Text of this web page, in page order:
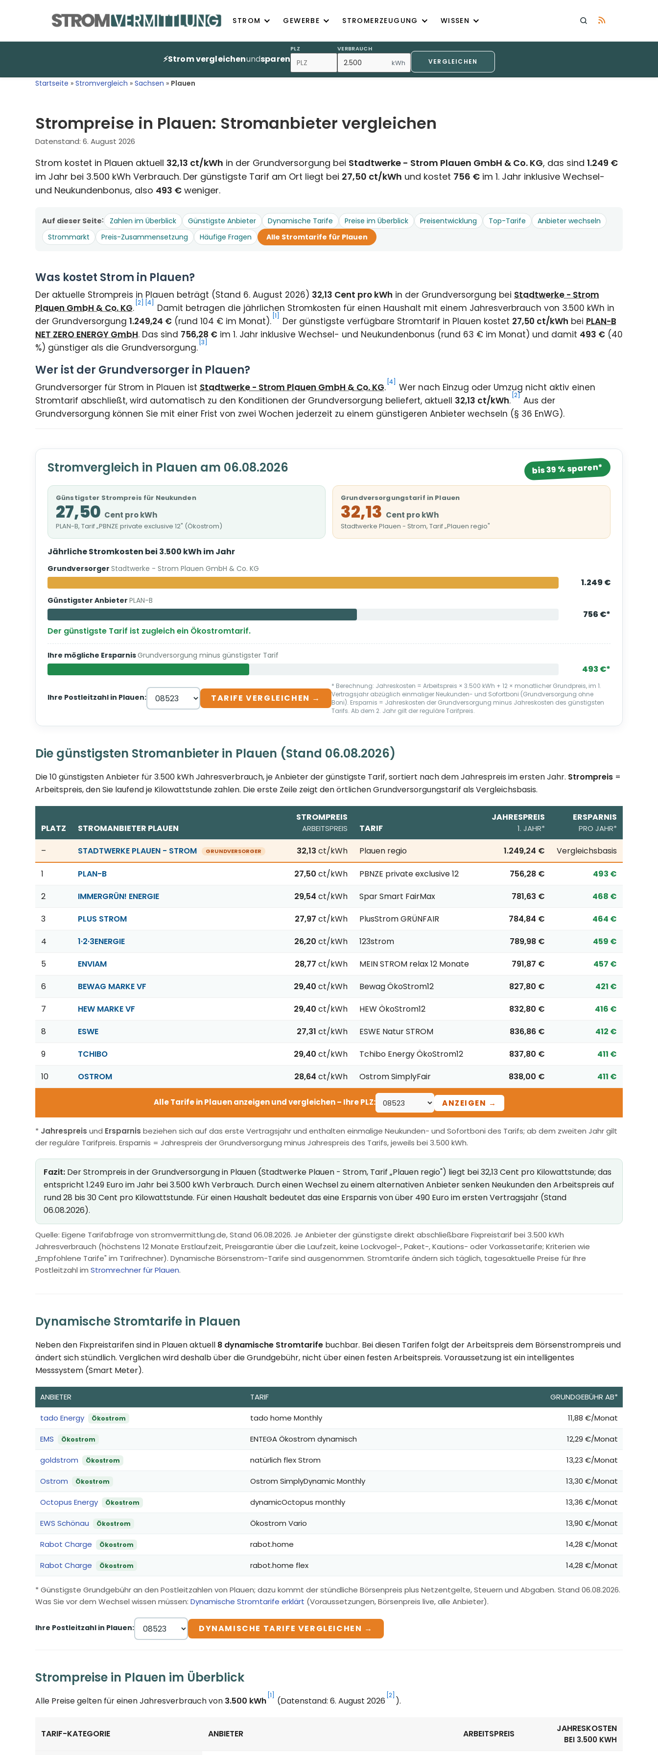
STROM GEWERBE STROMERZEUGUNG WISSEN
⚡Strom vergleichenundsparen
PLZ VERBRAUCH
kWh VERGLEICHEN
Startseite » Stromvergleich » Sachsen » Plauen
Strompreise in Plauen: Stromanbieter vergleichen
Datenstand: 6. August 2026
Strom kostet in Plauen aktuell 32,13 ct/kWh in der Grundversorgung bei Stadtwerke - Strom Plauen GmbH & Co. KG, das sind 1.249 €
im Jahr bei 3.500 kWh Verbrauch. Der günstigste Tarif am Ort liegt bei 27,50 ct/kWh und kostet 756 € im 1. Jahr inklusive Wechsel-
und Neukundenbonus, also 493 € weniger.
Auf dieser Seite
Alle Stromtarife für Plauen
Zahlen im Überblick Günstigste Anbieter Dynamische Tarife Preise im Überblick Preisentwicklung Top-Tarife
Anbieter wechseln
Strommarkt
Preis-Zusammensetzung Häufige Fragen
Was kostet Strom in Plauen?
Der aktuelle Strompreis in Plauen beträgt (Stand 6. August 2026) 32,13 Cent pro kWh in der Grundversorgung bei Stadtwerke - Strom
Plauen GmbH & Co. KG. [2] [4]
Damit betragen die jährlichen Stromkosten für einen Haushalt mit einem Jahresverbrauch von 3.500 kWh in
der Grundversorgung 1.249,24 € (rund 104 € im Monat). [1] Der günstigste verfügbare Stromtarif in Plauen kostet 27,50 ct/kWh bei PLAN-B
NET ZERO ENERGY GmbH. Das sind 756,28 € im 1. Jahr inklusive Wechsel- und Neukundenbonus (rund 63 € im Monat) und damit 493 € (40
%) günstiger als die Grundversorgung. [3]
Wer ist der Grundversorger in Plauen?
Grundversorger für Strom in Plauen ist Stadtwerke - Strom Plauen GmbH & Co. KG. [4]
Wer nach Einzug oder Umzug nicht aktiv einen
Stromtarif abschließt, wird automatisch zu den Konditionen der Grundversorgung beliefert, aktuell 32,13 ct/kWh. [2] Aus der
Grundversorgung können Sie mit einer Frist von zwei Wochen jederzeit zu einem günstigeren Anbieter wechseln (§ 36 EnWG).
Stromvergleich in Plauen am 06.08.2026 bis 39 % sparen*
Günstigster Strompreis für Neukunden
27,50 Cent pro kWh
PLAN-B, Tarif „PBNZE private exclusive 12" (Ökostrom)
Grundversorgungstarif in Plauen
32,13 Cent pro kWh
Stadtwerke Plauen - Strom, Tarif „Plauen regio"
Jährliche Stromkosten bei 3.500 kWh im Jahr
Grundversorger Stadtwerke - Strom Plauen GmbH & Co. KG
1.249 €
Günstigster Anbieter PLAN-B
756 €*
Der günstigste Tarif ist zugleich ein Ökostromtarif.
Ihre mögliche ErsparnisGrundversorgung minus günstigster Tarif
493 €*
Ihre Postleitzahl in Plauen: TARIFE VERGLEICHEN →
* Berechnung: Jahreskosten = Arbeitspreis × 3.500 kWh + 12 × monatlicher Grundpreis, im 1.
Vertragsjahr abzüglich einmaliger Neukunden- und Sofortboni (Grundversorgung ohne
Boni). Ersparnis = Jahreskosten der Grundversorgung minus Jahreskosten des günstigsten
Tarifs. Ab dem 2. Jahr gilt der reguläre Tarifpreis.
Die günstigsten Stromanbieter in Plauen (Stand 06.08.2026)
Die 10 günstigsten Anbieter für 3.500 kWh Jahresverbrauch, je Anbieter der günstigste Tarif, sortiert nach dem Jahrespreis im ersten Jahr. Strompreis =
Arbeitspreis, den Sie laufend je Kilowattstunde zahlen. Die erste Zeile zeigt den örtlichen Grundversorgungstarif als Vergleichsbasis.
Günstigste Stromanbieter in Plauen, Stand 06.08.2026; je Anbieter der günstigste Tarif bei 3.500 kWh Jahresverbrauch; erste Zeile = örtlicher
PLATZ STROMANBIETER PLAUEN
STROMPREIS
ARBEITSPREIS TARIF
JAHRESPREIS
1. JAHR*
ERSPARNIS
PRO JAHR*
– STADTWERKE PLAUEN - STROM GRUNDVERSORGER 32,13 ct/kWh Plauen regio 1.249,24 € Vergleichsbasis
1 PLAN-B 27,50 ct/kWh PBNZE private exclusive 12 756,28 €
493 €
2
IMMERGRÜN! ENERGIE 29,54 ct/kWh Spar Smart FairMax 781,63 €
468 €
3
PLUS STROM 27,97 ct/kWh PlusStrom GRÜNFAIR 784,84 €
464 €
4
1·2·3ENERGIE 26,20 ct/kWh 123strom 789,98 €
459 €
5
ENVIAM 28,77 ct/kWh MEIN STROM relax 12 Monate 791,87 €
457 €
6
BEWAG MARKE VF 29,40 ct/kWh Bewag ÖkoStrom12 827,80 €
421 €
7
HEW MARKE VF 29,40 ct/kWh HEW ÖkoStrom12 832,80 €
416 €
8
ESWE 27,31 ct/kWh ESWE Natur STROM 836,86 €
412 €
9
TCHIBO 29,40 ct/kWh Tchibo Energy ÖkoStrom12 837,80 €
411 €
10
OSTROM 28,64 ct/kWh Ostrom SimplyFair 838,00 € 411 €
Alle Tarife in Plauen anzeigen und vergleichen – Ihre PLZ: ANZEIGEN →
* Jahrespreis und Ersparnis beziehen sich auf das erste Vertragsjahr und enthalten einmalige Neukunden- und Sofortboni des Tarifs; ab dem zweiten Jahr gilt
der reguläre Tarifpreis. Ersparnis = Jahrespreis der Grundversorgung minus Jahrespreis des Tarifs, jeweils bei 3.500 kWh.
Fazit: Der Strompreis in der Grundversorgung in Plauen (Stadtwerke Plauen - Strom, Tarif „Plauen regio") liegt bei 32,13 Cent pro Kilowattstunde; das
entspricht 1.249 Euro im Jahr bei 3.500 kWh Verbrauch. Durch einen Wechsel zu einem alternativen Anbieter senken Neukunden den Arbeitspreis auf
rund 28 bis 30 Cent pro Kilowattstunde. Für einen Haushalt bedeutet das eine Ersparnis von über 490 Euro im ersten Vertragsjahr (Stand
06.08.2026).
Quelle: Eigene Tarifabfrage von stromvermittlung.de, Stand 06.08.2026. Je Anbieter der günstigste direkt abschließbare Fixpreistarif bei 3.500 kWh
Jahresverbrauch (höchstens 12 Monate Erstlaufzeit, Preisgarantie über die Laufzeit, keine Lockvogel-, Paket-, Kautions- oder Vorkassetarife; Kriterien wie
„Empfohlene Tarife" im Tarifrechner). Dynamische Börsenstrom-Tarife sind ausgenommen. Stromtarife ändern sich täglich, tagesaktuelle Preise für Ihre
Postleitzahl im Stromrechner für Plauen.
Dynamische Stromtarife in Plauen
Neben den Fixpreistarifen sind in Plauen aktuell 8 dynamische Stromtarife buchbar. Bei diesen Tarifen folgt der Arbeitspreis dem Börsenstrompreis und
ändert sich stündlich. Verglichen wird deshalb über die Grundgebühr, nicht über einen festen Arbeitspreis. Voraussetzung ist ein intelligentes
Messsystem (Smart Meter).
ANBIETER TARIF GRUNDGEBÜHR AB*
tado Energy Ökostrom tado home Monthly 11,88 €/Monat
EMS Ökostrom ENTEGA Ökostrom dynamisch 12,29 €/Monat
goldstrom Ökostrom natürlich flex Strom 13,23 €/Monat
Ostrom Ökostrom Ostrom SimplyDynamic Monthly 13,30 €/Monat
Octopus Energy Ökostrom dynamicOctopus monthly 13,36 €/Monat
EWS Schönau Ökostrom Ökostrom Vario 13,90 €/Monat
Rabot Charge Ökostrom rabot.home 14,28 €/Monat
Rabot Charge Ökostrom rabot.home flex 14,28 €/Monat
* Günstigste Grundgebühr an den Postleitzahlen von Plauen; dazu kommt der stündliche Börsenpreis plus Netzentgelte, Steuern und Abgaben. Stand 06.08.2026.
Was Sie vor dem Wechsel wissen müssen: Dynamische Stromtarife erklärt (Voraussetzungen, Börsenpreis live, alle Anbieter).
Ihre Postleitzahl in Plauen: DYNAMISCHE TARIFE VERGLEICHEN →
Strompreise in Plauen im Überblick
Alle Preise gelten für einen Jahresverbrauch von 3.500 kWh [1] (Datenstand: 6. August 2026 [2] ).
TARIF-KATEGORIE ANBIETER ARBEITSPREIS JAHRESKOSTEN
BEI 3.500 KWH